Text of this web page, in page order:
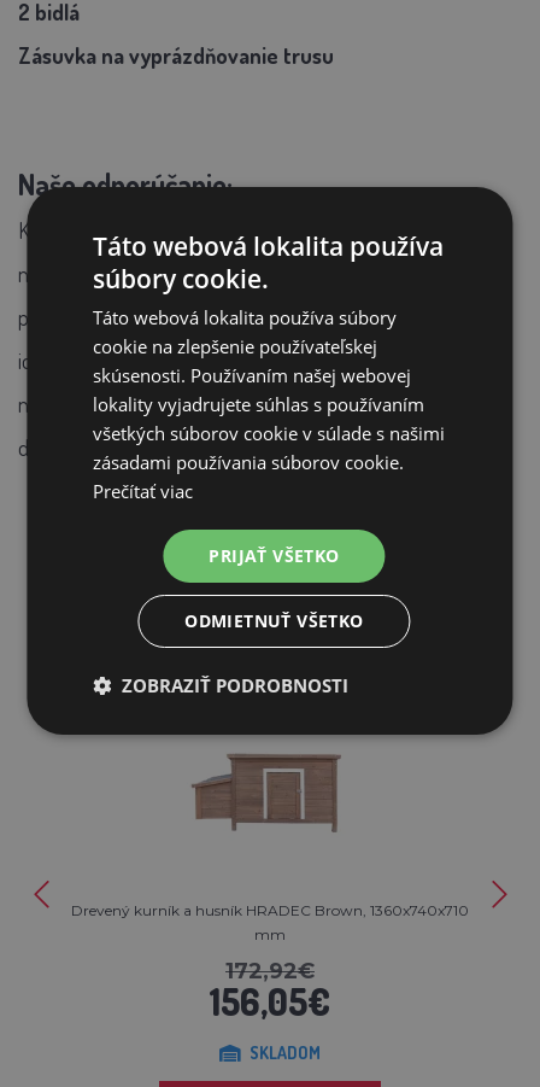
2 bidlá
Zásuvka na vyprázdňovanie trusu
Naše odporúčanie:
Kurník je povrchovo ošetrený základným ochranným
náterom. Na zachovanie dlhšej životnosti odporúčame
pravidelne obnovovať ochranný náter. Kurník by mal byť
ideálne umiestnený tak, aby bol chránený pred
nepriaznivými poveternostnými podmienkami, vrátane
dažďa, snehu, extrémneho slnečného žiarenia a vetra.
SÚVISIACE PRODUKTY
Drevený kurník a husník HRADEC Brown, 1360x740x710
mm
172,92€
156,05€
SKLADOM
Táto webová lokalita používa
súbory cookie.
Táto webová lokalita používa súbory
cookie na zlepšenie používateľskej
skúsenosti. Používaním našej webovej
lokality vyjadrujete súhlas s používaním
všetkých súborov cookie v súlade s našimi
zásadami používania súborov cookie.
Prečítať viac
PRIJAŤ VŠETKO
ODMIETNUŤ VŠETKO
ZOBRAZIŤ PODROBNOSTI